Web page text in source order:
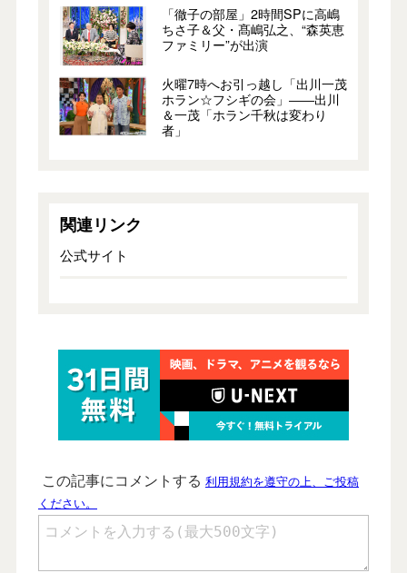
「徹子の部屋」2時間SPに高嶋
ちさ子＆父・髙嶋弘之、“森英恵
ファミリー”が出演
火曜7時へお引っ越し「出川一茂
ホラン☆フシギの会」――出川
＆一茂「ホラン千秋は変わり
者」
関連リンク
公式サイト